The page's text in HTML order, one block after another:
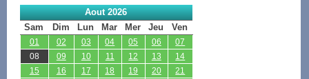
Aout 2026
Sam
Dim Lun Mar Mer Jeu Ven
01 02 03 04 05 06
07
08
09 10 11 12 13
14
15
16 17 18 19 20
21